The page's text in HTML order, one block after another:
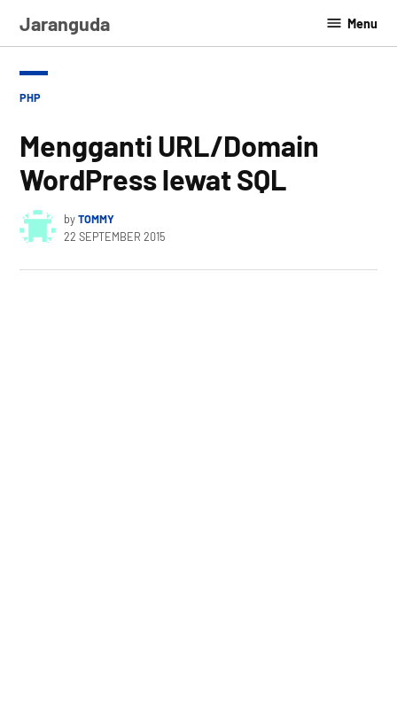
Jaranguda Menu
POSTED
PHP
Mengganti URL/Domain
WordPress lewat SQL
byTOMMY
22 SEPTEMBER 2015